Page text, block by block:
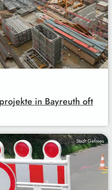
in Bayreuth oft
Stadt Gefrees